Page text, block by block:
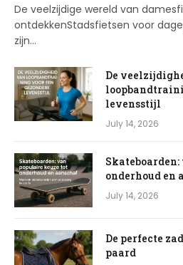
De veelzijdige wereld van
ontdekkenStadsfietsen voor
zijn…
De
levensstijl
July 14, 2026
onderhoud en
July 14, 2026
De perfecte
paard